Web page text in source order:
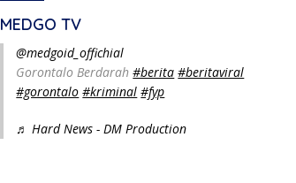
MEDGO TV
@medgoid_offichial
Gorontalo Berdarah#berita #beritaviral
#gorontalo #kriminal #fyp
♬ Hard News - DM Production